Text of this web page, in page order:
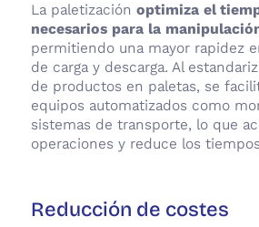
La paletización optimiza el
necesarios para la
permitiendo una mayor rapidez
de carga y descarga. Al
de productos en paletas, se
equipos automatizados como
sistemas de transporte, lo que
operaciones y reduce los
Reducción de costes